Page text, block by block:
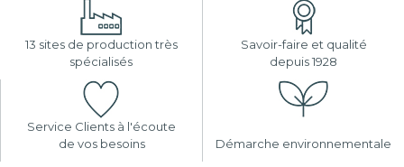
13 sites de production très
spécialisés
Savoir-faire et qualité
depuis 1928
Service Clients à l'écoute
de vos besoins
Démarche environnementale